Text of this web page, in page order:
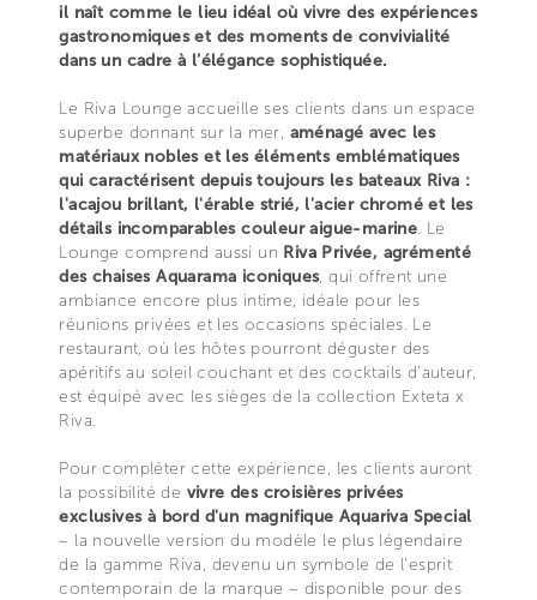
il naît comme le lieu idéal où vivre des expériences
gastronomiques et des moments de convivialité
dans un cadre à l’élégance sophistiquée.
Le Riva Lounge accueille ses clients dans un espace
superbe donnant sur la mer, aménagé avec les
matériaux nobles et les éléments emblématiques
qui caractérisent depuis toujours les bateaux Riva :
l'acajou brillant, l'érable strié, l'acier chromé et les
détails incomparables couleur aigue-marine. Le
Lounge comprend aussi un Riva Privée, agrémenté
des chaises Aquarama iconiques, qui offrent une
ambiance encore plus intime, idéale pour les
réunions privées et les occasions spéciales. Le
restaurant, où les hôtes pourront déguster des
apéritifs au soleil couchant et des cocktails d’auteur,
est équipé avec les sièges de la collection Exteta x
Riva.
Pour compléter cette expérience, les clients auront
la possibilité de vivre des croisières privées
exclusives à bord d'un magnifique Aquariva Special
– la nouvelle version du modèle le plus légendaire
de la gamme Riva, devenu un symbole de l'esprit
contemporain de la marque – disponible pour des